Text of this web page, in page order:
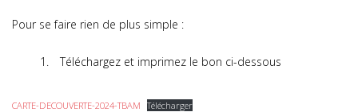
Pour se faire rien de plus simple :
Téléchargez et imprimez le bon ci-dessous
CARTE-DECOUVERTE-2024-TBAM Télécharger